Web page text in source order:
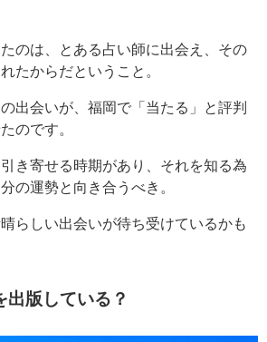
のは、とある占い師に出会え、その
たからだということ。
出会いが、福岡で「当たる」と評判
のです。
き寄せる時期があり、それを知る為
の運勢と向き合うべき。
らしい出会いが待ち受けているかも
出版している？